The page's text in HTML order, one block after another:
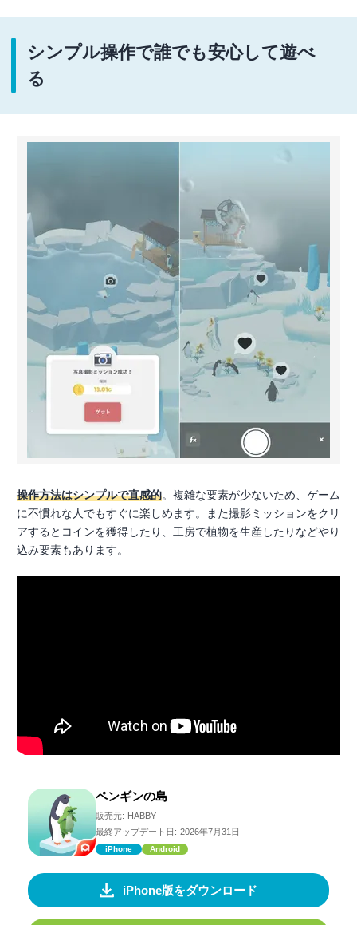
シンプル操作で誰でも安心して遊べ
る
操作方法はシンプルで直感的。複雑な要素が少ないため、ゲーム
に不慣れな人でもすぐに楽しめます。また撮影ミッションをクリ
アするとコインを獲得したり、工房で植物を生産したりなどやり
込み要素もあります。
ペンギンの島
販売元: HABBY
最終アップデート日: 2026年7月31日
iPhone Android
iPhone版をダウンロード